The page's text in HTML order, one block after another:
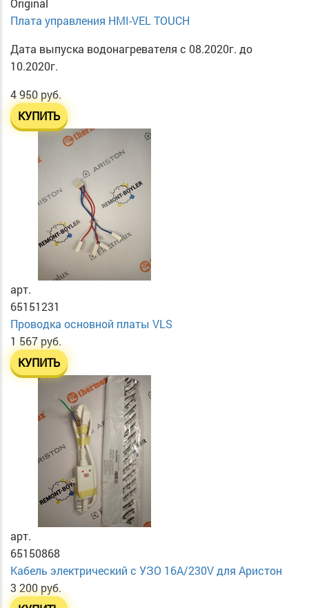
Original
Плата управления HMI-VEL TOUCH
Дата выпуска водонагревателя с 08.2020г. до
10.2020г.
4 950 руб.
КУПИТЬ
арт.
65151231
Проводка основной платы VLS
1 567 руб.
КУПИТЬ
арт.
65150868
Кабель электрический с УЗО 16А/230V для Аристон
3 200 руб.